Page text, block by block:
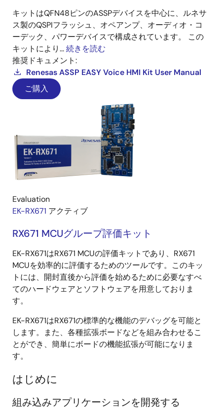
キットはQFN48ピンのASSPデバイスを中心に、ルネサ
ス製のQSPIフラッシュ、オペアンプ、オーディオ・コ
ーデック、パワーデバイスで構成されています。 この
キットにより...続きを読む
推奨ドキュメント:
Renesas ASSP EASY Voice HMI Kit User Manual
ご購入
Evaluation
EK-RX671 アクティブ
RX671 MCUグループ評価キット
EK-RX671はRX671 MCUの評価キットであり、RX671
MCUを効率的に評価するためのツールです。このキッ
トには、開封直後から評価を始めるために必要なすべ
てのハードウェアとソフトウェアを用意しておりま
す。
EK-RX671はRX671の標準的な機能のデバッグを可能と
します。また、各種拡張ボードなどを組み合わせるこ
とができ、簡単にボードの機能拡張が可能になりま
す。
はじめに
組み込みアプリケーションを開発する